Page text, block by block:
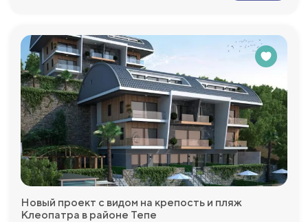
Новый проект с видом на крепость и пляж
Клеопатра в районе Тепе